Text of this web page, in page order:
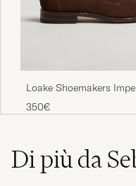
Loake Shoemakers
Loafers Brown
350€
Di più da